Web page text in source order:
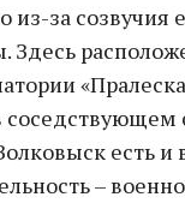
из-за созвучия
Здесь
соседствующем
есть и
–